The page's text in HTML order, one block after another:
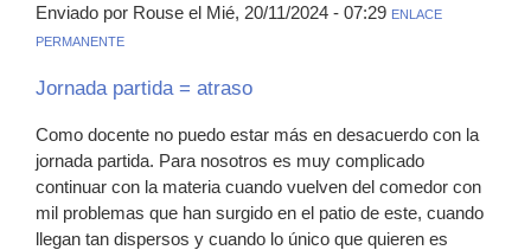
Enviado por Rouse el Mié, 20/11/2024 - 07:29 ENLACE
PERMANENTE
Jornada partida = atraso
Como docente no puedo estar más en desacuerdo con la
jornada partida. Para nosotros es muy complicado
continuar con la materia cuando vuelven del comedor con
mil problemas que han surgido en el patio de este, cuando
llegan tan dispersos y cuando lo único que quieren es